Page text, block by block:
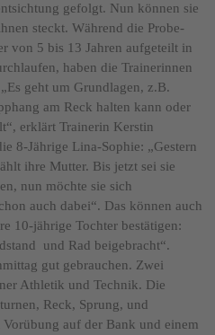
gefolgt. Nun können sie
steckt. Während die Probe-
von 5 bis 13 Jahren aufgeteilt in
haben die Trainerinnen
geht um Grundlagen, z.B.
am Reck halten kann oder
erklärt Trainerin Kerstin
8-Jährige Lina-Sophie: „Gestern
ihre Mutter. Bis jetzt sei sie
nun möchte sie sich
auch dabei“. Das können auch
10-jährige Tochter bestätigen:
und Rad beigebracht“.
gut gebrauchen. Zwei
Athletik und Technik. Die
Reck, Sprung, und
auf der Bank und einem